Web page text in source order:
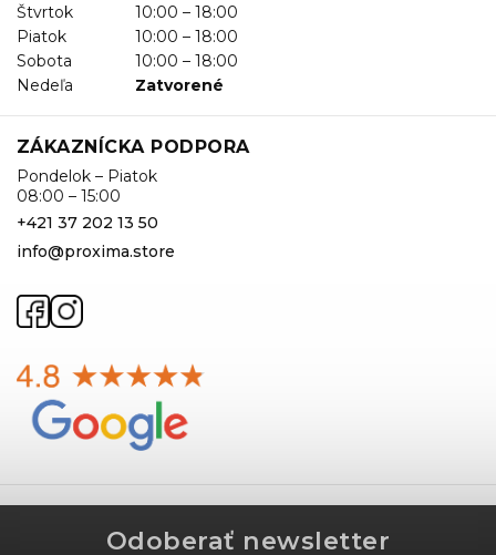
Štvrtok
10:00 – 18:00
Piatok
10:00 – 18:00
Sobota
10:00 – 18:00
Nedeľa
Zatvorené
ZÁKAZNÍCKA PODPORA
Pondelok – Piatok
08:00 – 15:00
+421 37 202 13 50
info@proxima.store
Odoberať newsletter